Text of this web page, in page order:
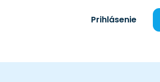
Prihlásenie